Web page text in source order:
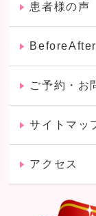
患者様の声
BeforeAfter
ご予約・お
サイトマッ
アクセス